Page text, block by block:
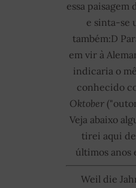
essa paisagem
e sinta-se
também:D
em vir à
indicaria o
conhecido
Oktober
Veja abaixo
tirei aqui
últimos anos
Weil die